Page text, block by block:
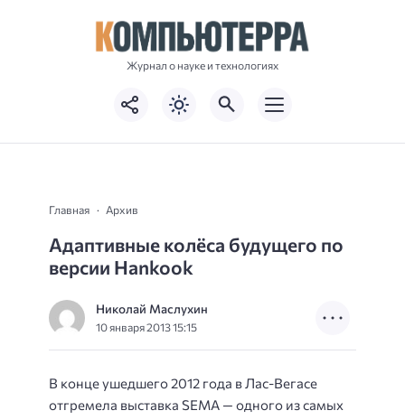
Журнал о науке и технологиях
Главная Архив
Адаптивные колёса будущего по
версии Hankook
Николай Маслухин
10 января 2013 15:15
В конце ушедшего 2012 года в Лас-Вегасе
отгремела выставка SEMA — одного из самых